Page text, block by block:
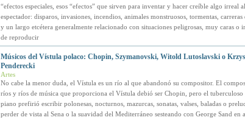
“efectos especiales, esos “efectos” que sirven para inventar y hacer creíble algo irreal al
espectador: disparos, invasiones, incendios, animales monstruosos, tormentas, carreras
y un largo etcétera generalmente relacionado con situaciones peligrosas, muy caras o
de reproducir
Músicos del Vístula polaco: Chopin, Szymanovski, Witold Lutoslavski o
Penderecki
Artes
No cabe la menor duda, el Vístula es un río al que abandonó su compositor. El
ríos y ríos de música que proporciona el Vístula debió ser Chopin, pero el tuberculoso
piano prefirió escribir polonesas, nocturnos, mazurcas, sonatas, valses, baladas o
perder de vista al Sena o la suavidad del Mediterráneo sesteando con George Sand en